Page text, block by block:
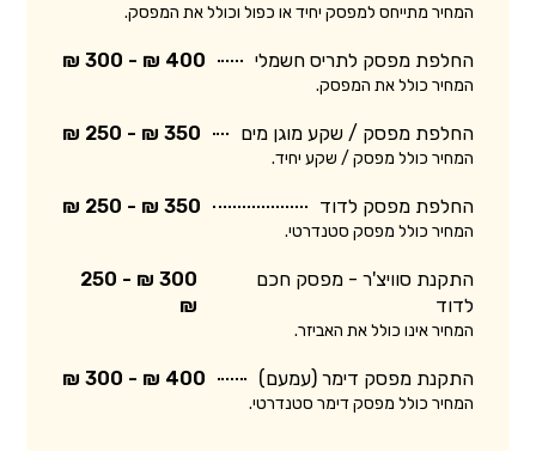
המחיר מתייחס למפסק יחיד או כפול וכולל את המפסק.
החלפת מפסק לתריס חשמלי 400 ₪ - 300 ₪
המחיר כולל את המפסק.
החלפת מפסק / שקע מוגן מים 350 ₪ - 250 ₪
המחיר כולל מפסק / שקע יחיד.
החלפת מפסק לדוד 350 ₪ - 250 ₪
המחיר כולל מפסק סטנדרטי.
התקנת סוויצ'ר - מפסק חכם
לדוד
300 ₪ - 250
₪
המחיר אינו כולל את האביזר.
התקנת מפסק דימר (עמעם) 400 ₪ - 300 ₪
המחיר כולל מפסק דימר סטנדרטי.